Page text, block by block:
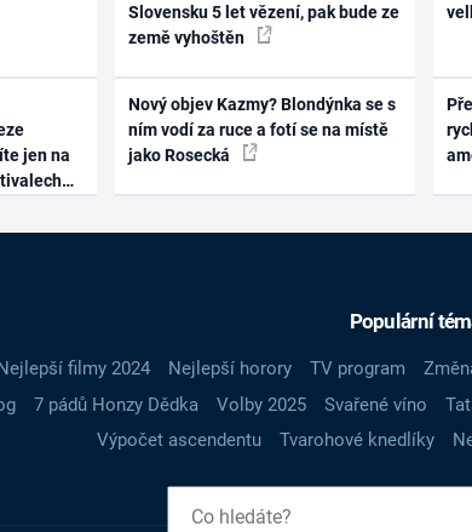
jen na
Slovensku 5 let vězení, pak bude ze
země vyhoštěn
Nový objev Kazmy? Blondýnka se s
ním vodí za ruce a fotí se na místě
jako Rosecká
Populární
Nejlepší filmy 2024 Nejlepší horory TV program
7 pádů Honzy Dědka Volby 2025 Svařené víno
Výpočet ascendentu
Tvarohové knedlíky